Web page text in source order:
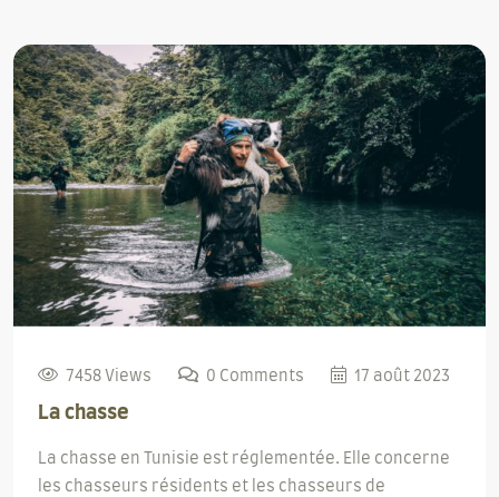
7458 Views 0 Comments 17 août 2023
La chasse
La chasse en Tunisie est réglementée. Elle concerne
les chasseurs résidents et les chasseurs de